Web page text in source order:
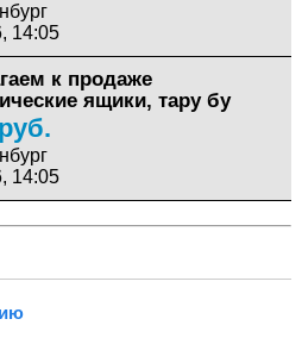
14:05
к продаже
ящики, тару бу
14:05